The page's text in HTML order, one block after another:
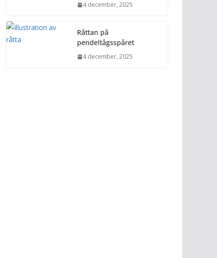
4 december, 2025
Råttan på
pendeltågsspåret
4 december, 2025